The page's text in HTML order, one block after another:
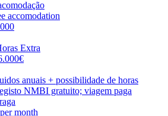
accomodation
Extra
anuais + possibilidade de horas
NMBI gratuito; viagem paga
month